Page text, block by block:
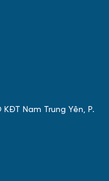
Nam Trung Yên, P.